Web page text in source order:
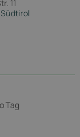
11
Südtirol
Tag